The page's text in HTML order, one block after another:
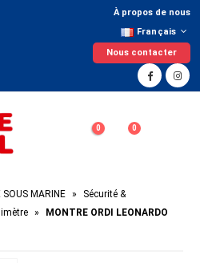
À propos de nous
Français
Nous contacter
0 0
SOUS MARINE »
Sécurité &
»
MONTRE ORDI LEONARDO